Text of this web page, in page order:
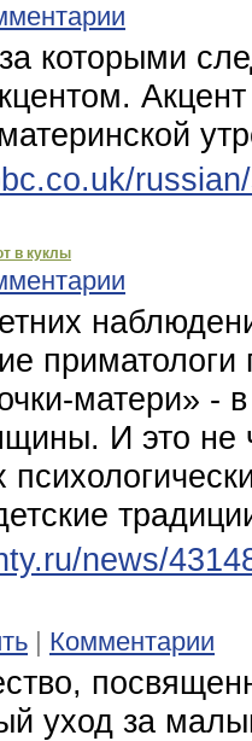
которыми
в куклы
матери» -
И это не
news/
| Комментарии
уход за